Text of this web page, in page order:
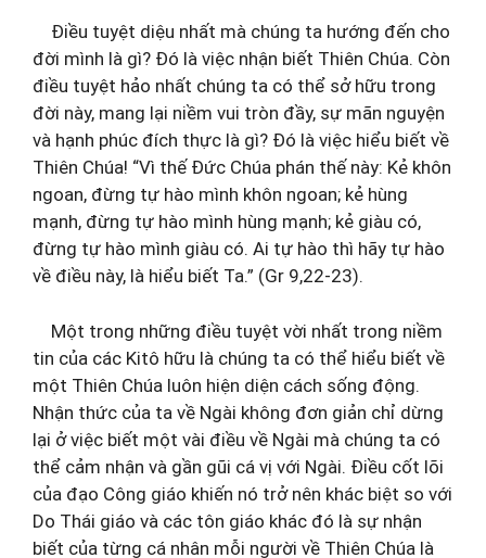
Điều tuyệt diệu nhất mà chúng ta hướng đến cho
đời mình là gì? Đó là việc nhận biết Thiên Chúa. Còn
điều tuyệt hảo nhất chúng ta có thể sở hữu trong
đời này, mang lại niềm vui tròn đầy, sự mãn nguyện
và hạnh phúc đích thực là gì? Đó là việc hiểu biết về
Thiên Chúa! “Vì thế Đức Chúa phán thế này: Kẻ khôn
ngoan, đừng tự hào mình khôn ngoan; kẻ hùng
mạnh, đừng tự hào mình hùng mạnh; kẻ giàu có,
đừng tự hào mình giàu có. Ai tự hào thì hãy tự hào
về điều này, là hiểu biết Ta.” (Gr 9,22-23).
Một trong những điều tuyệt vời nhất trong niềm
tin của các Kitô hữu là chúng ta có thể hiểu biết về
một Thiên Chúa luôn hiện diện cách sống động.
Nhận thức của ta về Ngài không đơn giản chỉ dừng
lại ở việc biết một vài điều về Ngài mà chúng ta có
thể cảm nhận và gần gũi cá vị với Ngài. Điều cốt lõi
của đạo Công giáo khiến nó trở nên khác biệt so với
Do Thái giáo và các tôn giáo khác đó là sự nhận
biết của từng cá nhân mỗi người về Thiên Chúa là